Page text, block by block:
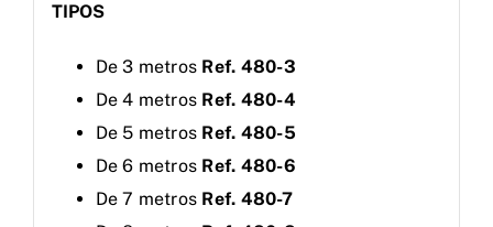
TIPOS
De 3 metros Ref. 480-3
De 4 metros Ref. 480-4
De 5 metros Ref. 480-5
De 6 metros Ref. 480-6
De 7 metros Ref. 480-7